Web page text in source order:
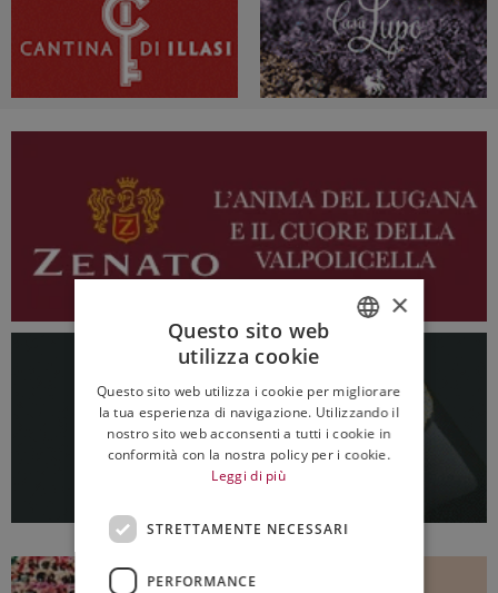
ENGLISH
×
Questo sito web
utilizza cookie
Questo sito web utilizza i cookie per migliorare
la tua esperienza di navigazione. Utilizzando il
nostro sito web acconsenti a tutti i cookie in
conformità con la nostra policy per i cookie.
Leggi di più
STRETTAMENTE NECESSARI
PERFORMANCE